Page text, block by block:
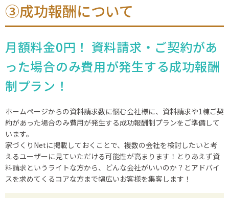
③成功報酬について
月額料金0円！ 資料請求・ご契約があ
った場合のみ費用が発生する成功報酬
制プラン！
ホームページからの資料請求数に悩む会社様に、資料請求や1棟ご契
約があった場合のみ費用が発生する成功報酬制プランをご準備して
います。
家づくりNetに掲載しておくことで、複数の会社を検討したいと考
えるユーザーに見ていただける可能性が高まります！とりあえず資
料請求というライトな方から、どんな会社がいいのか？とアドバイ
スを求めてくるコアな方まで幅広いお客様を集客します！